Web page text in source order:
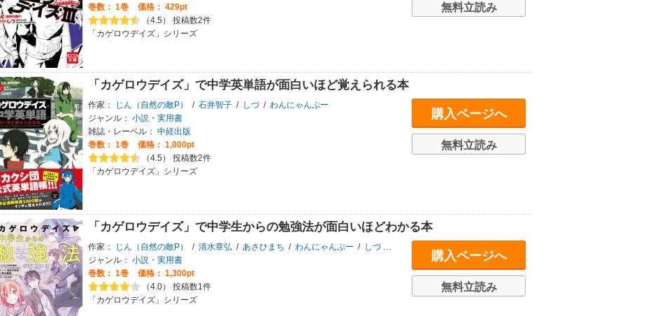
巻数： 1巻
価格： 429pt
（4.5） 投稿数2件
「カゲロウデイズ」シリーズ
無料立読み
「カゲロウデイズ」で中学英単語が面白いほど覚えられる本
作家： じん（自然の敵P） / 石井智子 / しづ / わんにゃんぷー
ジャンル： 小説・実用書
雑誌・レーベル： 中経出版
巻数： 1巻
価格： 1,000pt
（4.5） 投稿数2件
「カゲロウデイズ」シリーズ
購入ページへ
無料立読み
「カゲロウデイズ」で中学生からの勉強法が面白いほどわかる本
作家： じん（自然の敵P） / 清水章弘 / あさひまち / わんにゃんぷー / しづ /
ジャンル： 小説・実用書
巻数： 1巻
価格： 1,300pt
（4.0） 投稿数1件
「カゲロウデイズ」シリーズ
購入ページへ
無料立読み